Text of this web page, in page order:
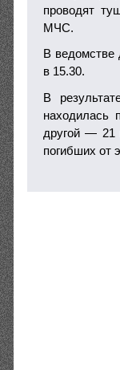
проводят
МЧС.
В ведомстве
в 15.30.
В
находилась
другой — 21
погибших от